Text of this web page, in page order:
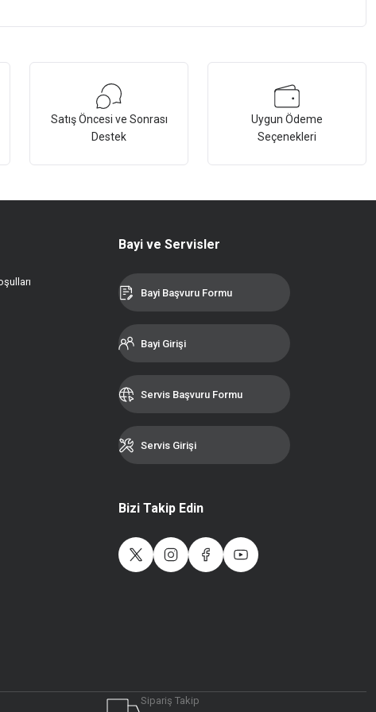
Satış Öncesi ve Sonrası
Destek
Uygun Ödeme
Seçenekleri
Bayi ve Servisler
Bayi Başvuru Formu
Bayi Girişi
Servis Başvuru Formu
Servis Girişi
Bizi Takip Edin
Sipariş Takip